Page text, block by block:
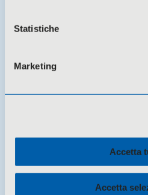
Statistiche
Marketing
Accetta
Accetta
cooperative